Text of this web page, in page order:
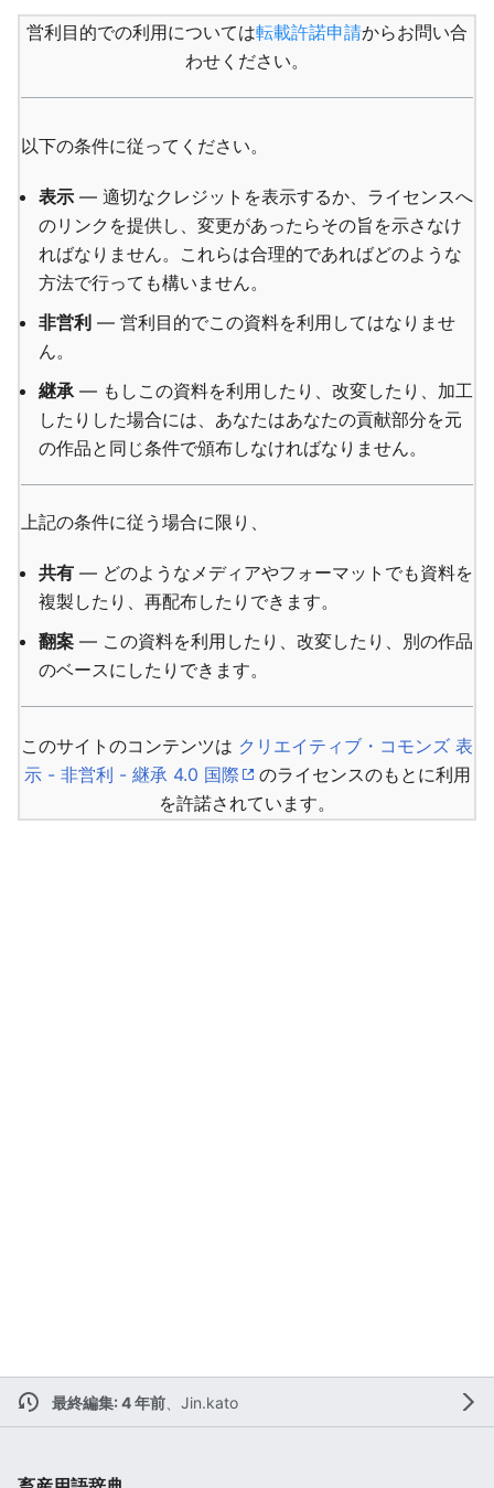
営利目的での利用については転載許諾申請からお問い合
わせください。
以下の条件に従ってください。
表示 — 適切なクレジットを表示するか、ライセンスへ
のリンクを提供し、変更があったらその旨を示さなけ
ればなりません。これらは合理的であればどのような
方法で行っても構いません。
非営利 — 営利目的でこの資料を利用してはなりませ
ん。
継承— もしこの資料を利用したり、改変したり、加工
したりした場合には、あなたはあなたの貢献部分を元
の作品と同じ条件で頒布しなければなりません。
上記の条件に従う場合に限り、
共有 — どのようなメディアやフォーマットでも資料を
複製したり、再配布したりできます。
翻案 — この資料を利用したり、改変したり、別の作品
のベースにしたりできます。
このサイトのコンテンツは クリエイティブ・コモンズ 表
示 - 非営利 - 継承 4.0 国際
のライセンスのもとに利用
を許諾されています。
最終編集: 4 年前、 Jin.kato